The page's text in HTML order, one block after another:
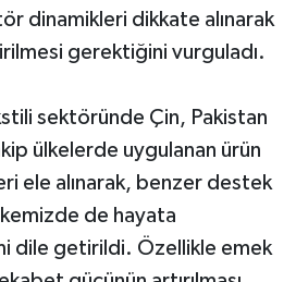
dinamikleri dikkate alınarak
gerektiğini vurguladı.
sektöründe Çin, Pakistan
ülkelerde uygulanan ürün
ele alınarak, benzer destek
de hayata
dile getirildi. Özellikle emek